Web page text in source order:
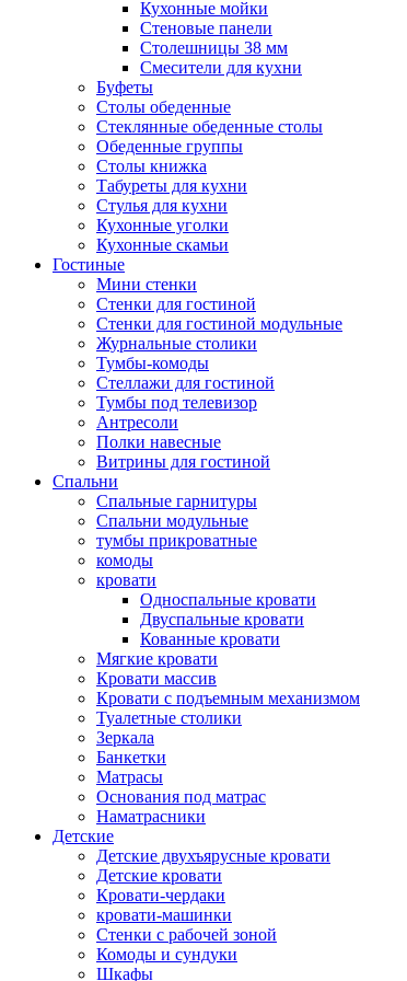
Кухонные мойки
Стеновые панели
Столешницы 38 мм
Смесители для кухни
Буфеты
Столы обеденные
Стеклянные обеденные столы
Обеденные группы
Столы книжка
Табуреты для кухни
Стулья для кухни
Кухонные уголки
Кухонные скамьи
Гостиные
Мини стенки
Стенки для гостиной
Стенки для гостиной модульные
Журнальные столики
Тумбы-комоды
Стеллажи для гостиной
Тумбы под телевизор
Антресоли
Полки навесные
Витрины для гостиной
Спальни
Спальные гарнитуры
Спальни модульные
тумбы прикроватные
комоды
кровати
Односпальные кровати
Двуспальные кровати
Кованные кровати
Мягкие кровати
Кровати массив
Кровати с подъемным механизмом
Туалетные столики
Зеркала
Банкетки
Матрасы
Основания под матрас
Наматрасники
Детские
Детские двухъярусные кровати
Детские кровати
Кровати-чердаки
кровати-машинки
Стенки с рабочей зоной
Комоды и сундуки
Шкафы